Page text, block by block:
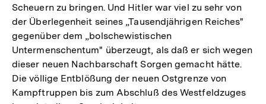
Scheuern zu bringen. Und Hitler war viel zu sehr von
der Überlegenheit seines „Tausendjährigen Reiches"
gegenüber dem „bolschewistischen
Untermenschentum" überzeugt, als daß er sich wegen
dieser neuen Nachbarschaft Sorgen gemacht hätte.
Die völlige Entblößung der neuen Ostgrenze von
Kampftruppen bis zum Abschluß des Westfeldzuges